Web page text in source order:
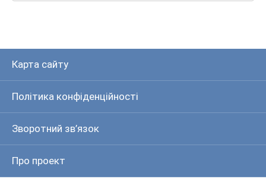
Карта сайту
Політика конфіденційності
Зворотний зв’язок
Про проект